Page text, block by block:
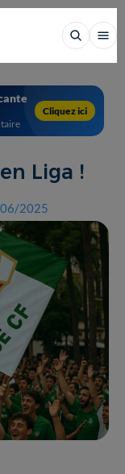
Cliquez ici
Liga !
2025